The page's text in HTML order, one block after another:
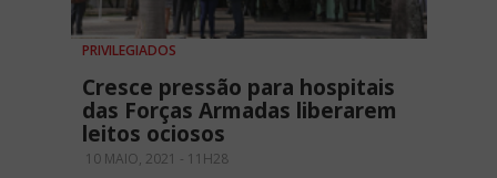
PRIVILEGIADOS
Cresce pressão para hospitais
das Forças Armadas liberarem
leitos ociosos
10 MAIO, 2021 - 11H28